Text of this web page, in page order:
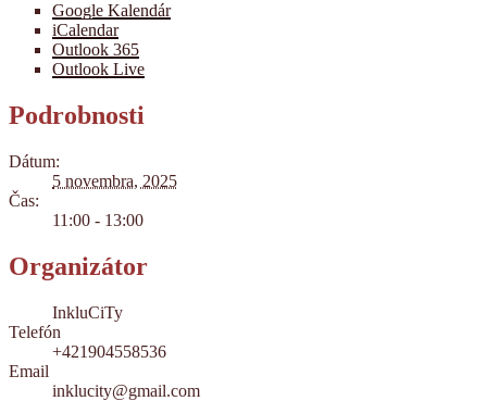
Google Kalendár
iCalendar
Outlook 365
Outlook Live
Podrobnosti
Dátum:
5 novembra, 2025
Čas:
11:00 - 13:00
Organizátor
InkluCiTy
Telefón
+421904558536
Email
inklucity@gmail.com